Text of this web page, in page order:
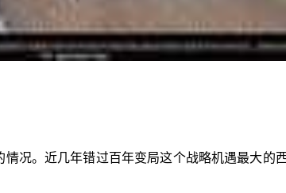
况。近几年错过百年变局这个战略机遇最大的